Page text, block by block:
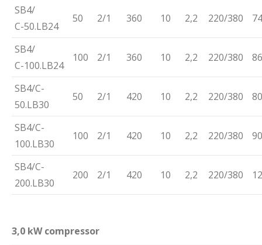
SB4/
С-50.LB24
50 2/1 360 10 2,2 220/380 74
SB4/
С-100.LB24
100 2/1 360 10 2,2 220/380 86
SB4/C-
50.LB30
50 2/1 420 10 2,2 220/380 80
SB4/C-
100.LB30
100 2/1 420 10 2,2 220/380 90
SB4/C-
200.LB30
200 2/1 420 10 2,2 220/380
3,0 kW compressor